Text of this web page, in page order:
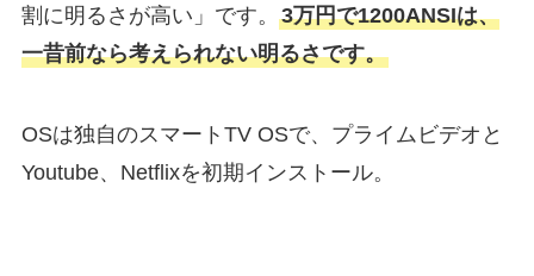
割に明るさが高い」です。 3万円で1200ANSIは、
一昔前なら考えられない明るさです。
OSは独自のスマートTV OSで、プライムビデオと
Youtube、Netflixを初期インストール。